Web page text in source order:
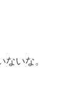
いな。